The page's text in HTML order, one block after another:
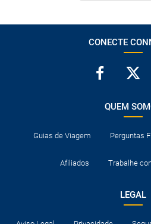
CONECTE
QUEM
Guias de Viagem Perguntas
Afiliados Trabalhe
LEGAL